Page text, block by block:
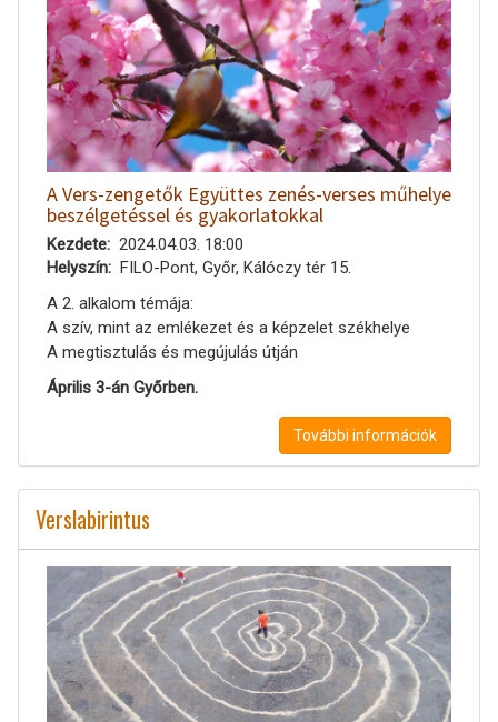
A Vers-zengetők Együttes zenés-verses műhelye
beszélgetéssel és gyakorlatokkal
Kezdete
2024.04.03. 18:00
Helyszín
FILO-Pont, Győr, Kálóczy tér 15.
A 2. alkalom témája:
A szív, mint az emlékezet és a képzelet székhelye
A megtisztulás és megújulás útján
Április 3-án Győrben.
További információk
Verslabirintus